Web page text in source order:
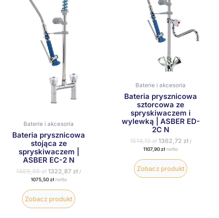
Baterie i akcesoria
Bateria prysznicowa
stojąca ze
spryskiwaczem |
ASBER EC-2 N
1469,85zł 1322,87 zł /
1075,50złnetto
Zobacz produkt
Baterie i akcesoria
Bateria prysznicowa
sztorcowa ze
spryskiwaczem i
wylewką | ASBER ED-
2C N
1514,13zł 1362,72 zł /
1107,90zł netto
Zobacz produkt